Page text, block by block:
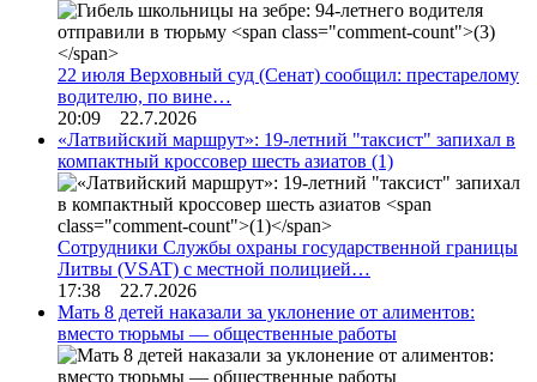
22 июля Верховный суд (Сенат) сообщил: престарелому
водителю, по вине…
20:09 22.7.2026
«Латвийский маршрут»: 19-летний "таксист" запихал в
компактный кроссовер шесть азиатов (1)
Сотрудники Службы охраны государственной границы
Литвы (VSAT) с местной полицией…
17:38 22.7.2026
Мать 8 детей наказали за уклонение от алиментов:
вместо тюрьмы — общественные работы